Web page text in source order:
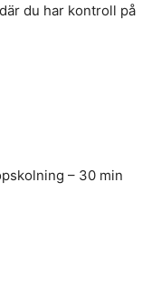
du har kontroll på
– 30 min